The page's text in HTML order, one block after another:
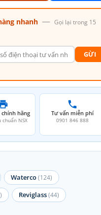
nhanh — Gọi lại trong 15
GỪI
chính hãng
NSX
Tư vấn miễn phí
0901 846 888
Waterco(124)
Reviglass(44)